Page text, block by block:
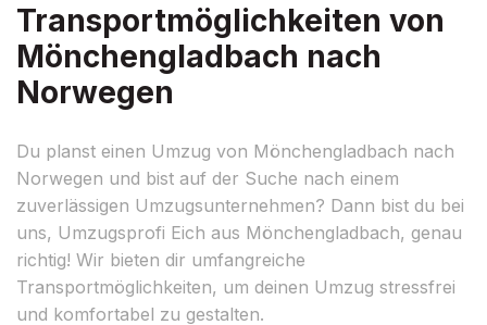
Transportmöglichkeiten von
Mönchengladbach nach
Norwegen
Du planst einen Umzug von Mönchengladbach nach
Norwegen und bist auf der Suche nach einem
zuverlässigen Umzugsunternehmen? Dann bist du bei
uns, Umzugsprofi Eich aus Mönchengladbach, genau
richtig! Wir bieten dir umfangreiche
Transportmöglichkeiten, um deinen Umzug stressfrei
und komfortabel zu gestalten.